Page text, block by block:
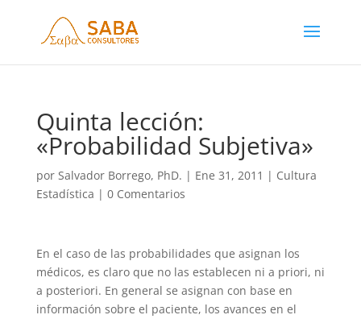
Quinta lección:
«Probabilidad Subjetiva»
por Salvador Borrego, PhD. | Ene 31, 2011 | Cultura
Estadística | 0 Comentarios
En el caso de las probabilidades que asignan los
médicos, es claro que no las establecen ni a priori, ni
a posteriori. En general se asignan con base en
información sobre el paciente, los avances en el